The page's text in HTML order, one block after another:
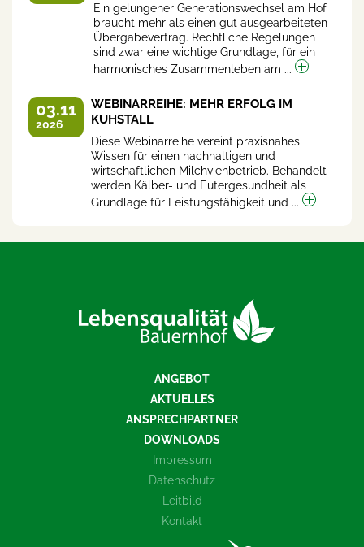
Ein gelungener Generationswechsel am Hof
braucht mehr als einen gut ausgearbeiteten
Übergabevertrag. Rechtliche Regelungen
sind zwar eine wichtige Grundlage, für ein
harmonisches Zusammenleben am ...
03.11
2026
WEBINARREIHE: MEHR ERFOLG IM
KUHSTALL
Diese Webinarreihe vereint praxisnahes
Wissen für einen nachhaltigen und
wirtschaftlichen Milchviehbetrieb. Behandelt
werden Kälber- und Eutergesundheit als
Grundlage für Leistungsfähigkeit und ...
ANGEBOT
AKTUELLES
ANSPRECHPARTNER
DOWNLOADS
Impressum
Datenschutz
Leitbild
Kontakt